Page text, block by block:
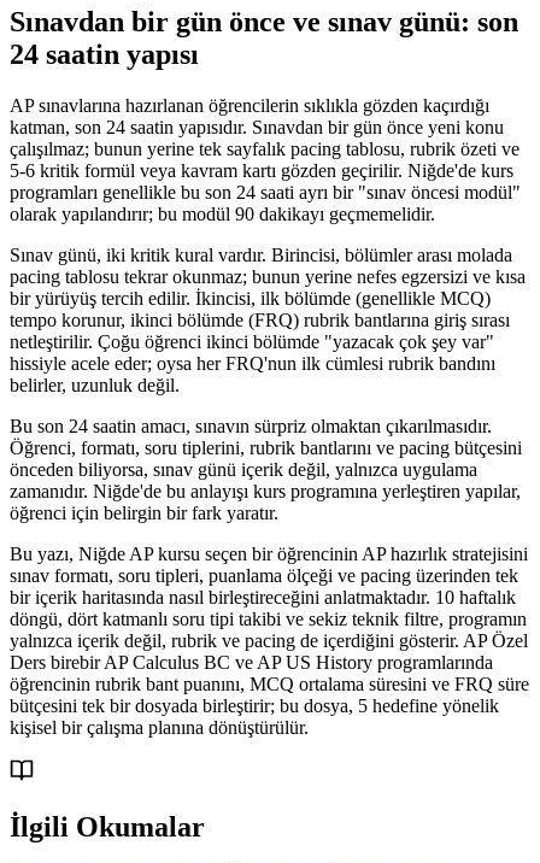
Sınavdan bir gün önce ve sınav günü: son
24 saatin yapısı
AP sınavlarına hazırlanan öğrencilerin sıklıkla gözden kaçırdığı
katman, son 24 saatin yapısıdır. Sınavdan bir gün önce yeni konu
çalışılmaz; bunun yerine tek sayfalık pacing tablosu, rubrik özeti ve
5-6 kritik formül veya kavram kartı gözden geçirilir. Niğde'de kurs
programları genellikle bu son 24 saati ayrı bir "sınav öncesi modül"
olarak yapılandırır; bu modül 90 dakikayı geçmemelidir.
Sınav günü, iki kritik kural vardır. Birincisi, bölümler arası molada
pacing tablosu tekrar okunmaz; bunun yerine nefes egzersizi ve kısa
bir yürüyüş tercih edilir. İkincisi, ilk bölümde (genellikle MCQ)
tempo korunur, ikinci bölümde (FRQ) rubrik bantlarına giriş sırası
netleştirilir. Çoğu öğrenci ikinci bölümde "yazacak çok şey var"
hissiyle acele eder; oysa her FRQ'nun ilk cümlesi rubrik bandını
belirler, uzunluk değil.
Bu son 24 saatin amacı, sınavın sürpriz olmaktan çıkarılmasıdır.
Öğrenci, formatı, soru tiplerini, rubrik bantlarını ve pacing bütçesini
önceden biliyorsa, sınav günü içerik değil, yalnızca uygulama
zamanıdır. Niğde'de bu anlayışı kurs programına yerleştiren yapılar,
öğrenci için belirgin bir fark yaratır.
Bu yazı, Niğde AP kursu seçen bir öğrencinin AP hazırlık stratejisini
sınav formatı, soru tipleri, puanlama ölçeği ve pacing üzerinden tek
bir içerik haritasında nasıl birleştireceğini anlatmaktadır. 10 haftalık
döngü, dört katmanlı soru tipi takibi ve sekiz teknik filtre, programın
yalnızca içerik değil, rubrik ve pacing de içerdiğini gösterir. AP Özel
Ders birebir AP Calculus BC ve AP US History programlarında
öğrencinin rubrik bant puanını, MCQ ortalama süresini ve FRQ süre
bütçesini tek bir dosyada birleştirir; bu dosya, 5 hedefine yönelik
kişisel bir çalışma planına dönüştürülür.
İlgili Okumalar